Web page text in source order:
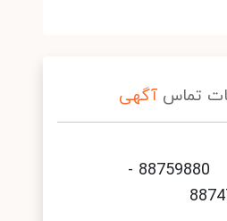
تماس آگهی
88759880 -